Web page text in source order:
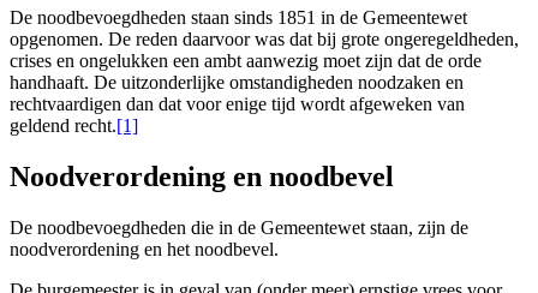
De noodbevoegdheden staan sinds 1851 in de Gemeentewet
opgenomen. De reden daarvoor was dat bij grote ongeregeldheden,
crises en ongelukken een ambt aanwezig moet zijn dat de orde
handhaaft. De uitzonderlijke omstandigheden noodzaken en
rechtvaardigen dan dat voor enige tijd wordt afgeweken van
geldend recht.[1]
Noodverordening en noodbevel
De noodbevoegdheden die in de Gemeentewet staan, zijn de
noodverordening en het noodbevel.